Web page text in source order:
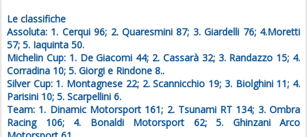
Le classifiche
Assoluta: 1. Cerqui 96; 2. Quaresmini 87; 3. Giardelli 76; 4.Moretti
57; 5. Iaquinta 50.
Michelin Cup: 1. De Giacomi 44; 2. Cassarà 32; 3. Randazzo 15; 4.
Corradina 10; 5. Giorgi e Rindone 8..
Silver Cup: 1. Montagnese 22; 2. Scannicchio 19; 3. Biolghini 11; 4.
Parisini 10; 5. Scarpellini 6.
Team: 1. Dinamic Motorsport 161; 2. Tsunami RT 134; 3. Ombra
Racing 106; 4. Bonaldi Motorsport 62; 5. Ghinzani Arco